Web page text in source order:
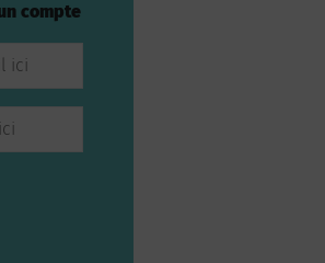
compte